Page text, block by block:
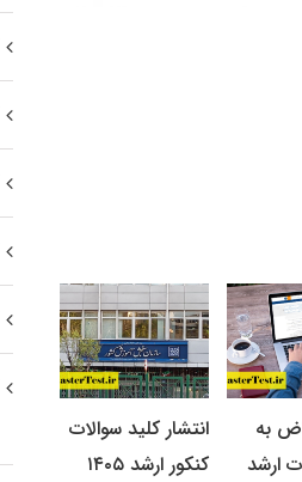
به
ارشد
انتشار کلید سوالات
کنکور ارشد ۱۴۰۵